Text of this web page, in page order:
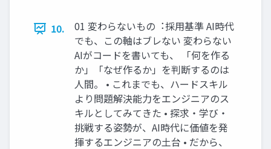
10.
01 変わらないもの︓採⽤基準 AI時代
でも、この軸はブレない 変わらない
AIがコードを書いても、 「何を作る
か」「なぜ作るか」を判断するのは
⼈間。 • これまでも、ハードスキル
より問題解決能⼒をエンジニアのス
キルとしてみてきた • 探求・学び・
挑戦する姿勢が、AI時代に価値を発
揮するエンジニアの⼟台 • だから、